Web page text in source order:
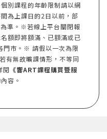
別課程的年齡限制請以網
為上課日的2日以前，部
準。※若線上平台關閉報
額即將額滿、已額滿或已
門市。※ 請假以一次為限
有無故曠課情形，不等同
閱 《響ART課程購買暨服
容。